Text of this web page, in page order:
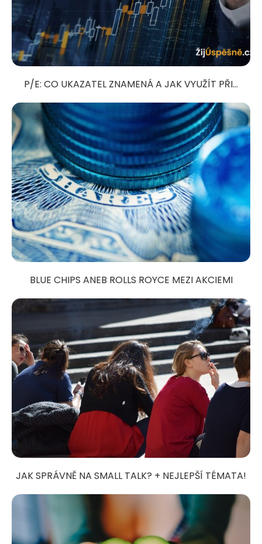
P/E: CO UKAZATEL ZNAMENÁ A JAK VYUŽÍT PŘI...
BLUE CHIPS ANEB ROLLS ROYCE MEZI AKCIEMI
JAK SPRÁVNĚ NA SMALL TALK? + NEJLEPŠÍ TÉMATA!